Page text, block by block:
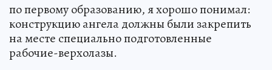
по первому образованию, я хорошо понимал:
конструкцию ангела должны были закрепить
на месте специально подготовленные
рабочие-верхолазы.